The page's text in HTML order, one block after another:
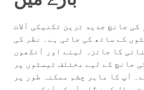
کی جانچ جدید ترین تکنیکی آلات
کے ساتھ کی جاتی ہے۔ نظر کی
کا جائزہ لینے اور آنکھوں
جانچ کے لیے مختلف ٹیسٹوں پر
آپ کا ماہر چشم ممکنہ طور پر